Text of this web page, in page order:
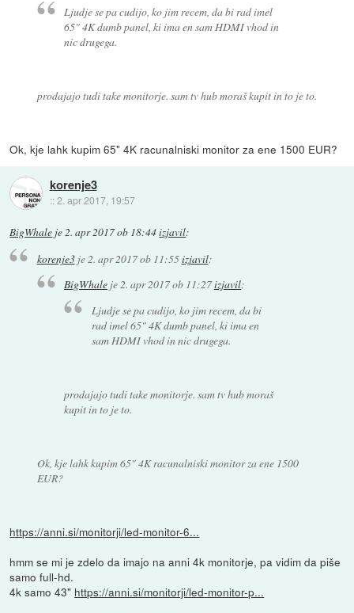
Ljudje se pa cudijo, ko jim recem, da bi rad imel
65" 4K dumb panel, ki ima en sam HDMI vhod in
nic drugega.
prodajajo tudi take monitorje. sam tv hub moraš kupit in to je to.
Ok, kje lahk kupim 65" 4K racunalniski monitor za ene 1500 EUR?
korenje3
::2. apr 2017, 19:57
BigWhale je2. apr 2017 ob 18:44izjavil:
korenje3je 2. apr 2017 ob 11:55izjavil:
BigWhale je2. apr 2017 ob 11:27izjavil:
Ljudje se pa cudijo, ko jim recem, da bi
rad imel 65" 4K dumb panel, ki ima en
sam HDMI vhod in nic drugega.
prodajajo tudi take monitorje. sam tv hub moraš
kupit in to je to.
Ok, kje lahk kupim 65" 4K racunalniski monitor za ene 1500
EUR?
https://anni.si/monitorji/led-monitor-6...
hmm se mi je zdelo da imajo na anni 4k monitorje, pa vidim da piše
samo full-hd.
4k samo 43" https://anni.si/monitorji/led-monitor-p...